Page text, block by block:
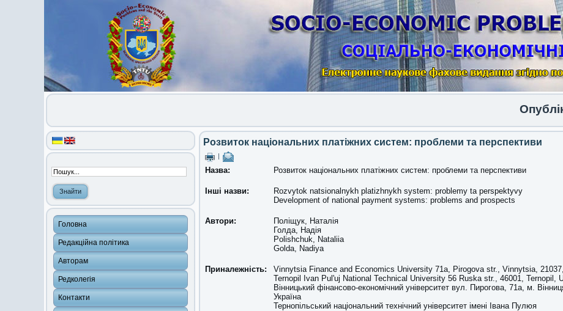
Головна
Редакційна політика
Авторам
Редколегія
Контакти
Розвиток національних платіжних систем: проблеми та перспективи
Назва: Розвиток національних платіжних систем: проблеми та перспективи
Інші назви:
Rozvytok natsionalnykh platizhnykh system: problemy ta perspektyvy
Development of national payment systems: problems and prospects
Автори:
Поліщук, Наталія
Голда, Надія
Polishchuk, Nataliia
Golda, Nadiya
Приналежність:
Vinnytsia Finance and Economics University 71a, Pirogova str., Vinnytsia,
Ternopil Ivan Pul'uj National Technical University 56 Ruska str., 46001, Ternopil,
Вінницький фінансово-економічний університет вул. Пирогова, 71а, м.
Україна
Тернопільський національний технічний університет імені Івана Пулюя